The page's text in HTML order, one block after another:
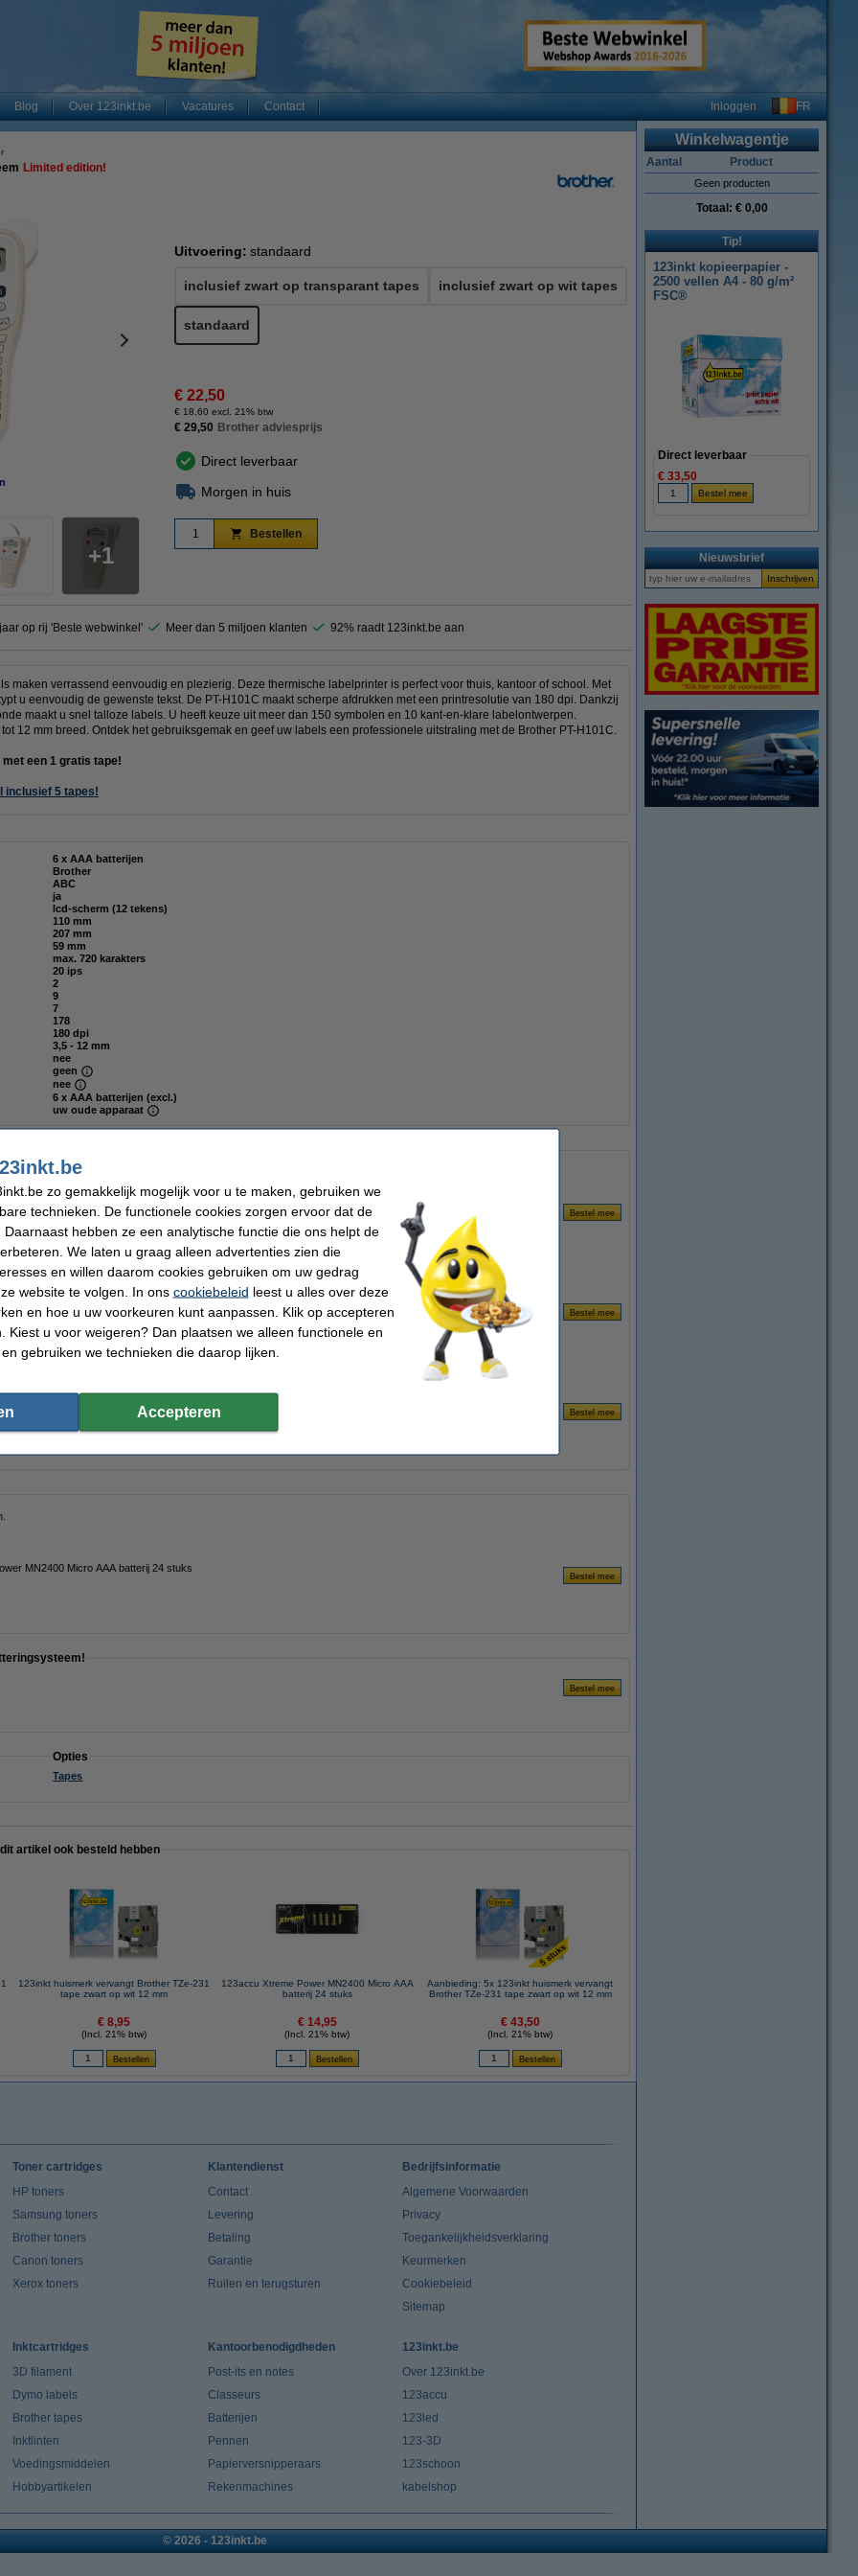
Blog Over 123inkt.be Vacatures Contact Inloggen FR
Limited edition!
vergroten
1
Uitvoering: standaard
inclusief zwart op transparant tapes inclusief zwart op wit tapes
standaard
€ 22,50
€ 18,60 excl. 21% btw
€ 29,50 Brother adviesprijs
Direct leverbaar
Morgen in huis
Bestellen
op rij 'Beste webwinkel' Meer dan 5 miljoen klanten 92% raadt 123inkt.be aan
maken verrassend eenvoudig en plezierig. Deze thermische labelprinter is perfect voor thuis, kantoor of school. Met
u eenvoudig de gewenste tekst. De PT-H101C maakt scherpe afdrukken met een printresolutie van 180 dpi. Dankzij
maakt u snel talloze labels. U heeft keuze uit meer dan 150 symbolen en 10 kant-en-klare labelontwerpen.
12 mm breed. Ontdek het gebruiksgemak en geef uw labels een professionele uitstraling met de Brother PT-H101C.
een 1 gratis tape!
inclusief 5 tapes!
6 x AAA batterijen
Brother
ABC
ja
lcd-scherm (12 tekens)
110 mm
207 mm
59 mm
max. 720 karakters
20 ips
2
9
7
178
180 dpi
3,5 - 12 mm
nee
geen
nee
6 x AAA batterijen (excl.)
uw oude apparaat
huismerk vervangt Brother TZe-231 tape zwart op wit 12 mm
huismerk vervangt 5x Brother TZe-221 tape zwart op wit 9 mm
MN2400 Micro AAA batterij 24 stuks
Opties
Tapes
artikel ook besteld hebben
123inkt huismerk vervangt Brother TZe-231
tape zwart op wit 12 mm
€ 8,95
(Incl. 21% btw)
123accu Xtreme Power MN2400 Micro AAA
batterij 24 stuks
€ 14,95
(Incl. 21% btw)
Aanbieding: 5x 123inkt huismerk vervangt
Brother TZe-231 tape zwart op wit 12 mm
€ 43,50
(Incl. 21% btw)
Winkelwagentje
Aantal Product
Geen producten
Totaal: € 0,00
Tip!
123inkt kopieerpapier -
2500 vellen A4 - 80 g/m²
FSC®
Direct leverbaar
€ 33,50
Nieuwsbrief
Toner cartridges
HP toners
Samsung toners
Brother toners
Canon toners
Xerox toners
Klantendienst
Contact
Levering
Betaling
Garantie
Ruilen en terugsturen
Bedrijfsinformatie
Algemene Voorwaarden
Privacy
Toegankelijkheidsverklaring
Keurmerken
Cookiebeleid
Sitemap
Inktcartridges
3D filament
Dymo labels
Brother tapes
Inktlinten
Voedingsmiddelen
Hobbyartikelen
Kantoorbenodigdheden
Post-its en notes
Classeurs
Batterijen
Pennen
Papierversnipperaars
Rekenmachines
123inkt.be
Over 123inkt.be
123accu
123led
123-3D
123schoon
kabelshop
© 2026 - 123inkt.be
zo gemakkelijk mogelijk voor u te maken, gebruiken we
technieken. De functionele cookies zorgen ervoor dat de
hebben ze een analytische functie die ons helpt de
We laten u graag alleen advertenties zien die
en willen daarom cookies gebruiken om uw gedrag
website te volgen. In ons cookiebeleid leest u alles over deze
en hoe u uw voorkeuren kunt aanpassen. Klik op accepteren
Kiest u voor weigeren? Dan plaatsen we alleen functionele en
gebruiken we technieken die daarop lijken.
Accepteren